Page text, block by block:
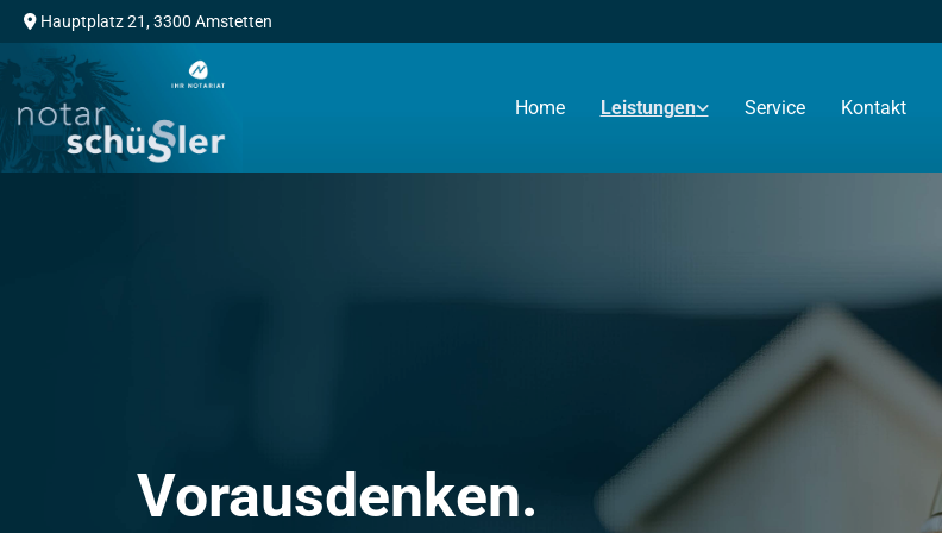
 Hauptplatz 21,3300 Amstetten
Home Leistungen Service Kontakt
Vorausdenken.